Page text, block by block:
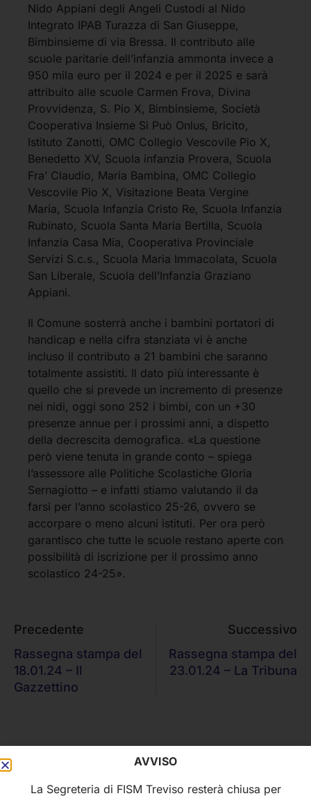
Nido Appiani degli Angeli Custodi al Nido
Integrato IPAB Turazza di San Giuseppe,
Bimbinsieme di via Bressa. Il contributo alle
scuole paritarie dell’infanzia ammonta invece a
950 mila euro per il 2024 e per il 2025 e sarà
attribuito alle scuole Carmen Frova, Divina
Provvidenza, S. Pio X, Bimbinsieme, Società
Cooperativa Insieme Si Può Onlus, Bricito,
Istituto Zanotti, OMC Collegio Vescovile Pio X,
Benedetto XV, Scuola infanzia Provera, Scuola
Fra’ Claudio, Maria Bambina, OMC Collegio
Vescovile Pio X, Visitazione Beata Vergine
Maria, Scuola Infanzia Cristo Re, Scuola Infanzia
Rubinato, Scuola Santa Maria Bertilla, Scuola
Infanzia Casa Mia, Cooperativa Provinciale
Servizi S.c.s., Scuola Maria Immacolata, Scuola
San Liberale, Scuola dell’Infanzia Graziano
Appiani.
Il Comune sosterrà anche i bambini portatori di
handicap e nella cifra stanziata vi è anche
incluso il contributo a 21 bambini che saranno
totalmente assistiti. Il dato più interessante è
quello che si prevede un incremento di presenze
nei nidi, oggi sono 252 i bimbi, con un +30
presenze annue per i prossimi anni, a dispetto
della decrescita demografica. «La questione
però viene tenuta in grande conto – spiega
l’assessore alle Politiche Scolastiche Gloria
Sernagiotto – e infatti stiamo valutando il da
farsi per l’anno scolastico 25-26, ovvero se
accorpare o meno alcuni istituti. Per ora però
garantisco che tutte le scuole restano aperte con
possibilità di iscrizione per il prossimo anno
scolastico 24-25».
Precedente
Rassegna stampa del
18.01.24 – Il
Gazzettino
Successivo
Rassegna stampa del
23.01.24 – La Tribuna
AVVISO
La Segreteria di FISM Treviso resterà chiusa per